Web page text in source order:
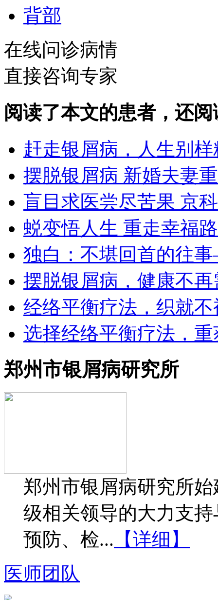
背部
在线问诊病情
直接咨询专家
阅读了本文的患者，还
赶走银屑病，人生别
摆脱银屑病 新婚夫妻
盲目求医尝尽苦果 京
蜕变悟人生 重走幸福路
独白：不堪回首的往
摆脱银屑病，健康不
经络平衡疗法，织就
选择经络平衡疗法，
郑州市银屑病研究所
郑州市银屑病研究所
级相关领导的大力支
预防、检... 【详细】
医师团队